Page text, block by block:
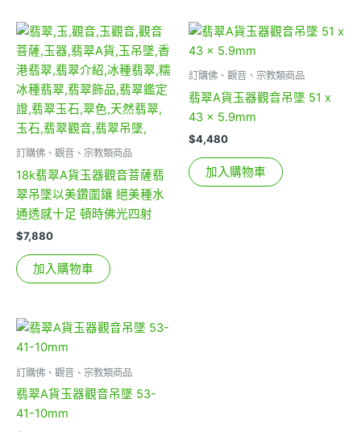
訂購佛、觀音、宗教類商品
18k翡翠A貨玉器觀音菩薩翡
翠吊墜以美鑽圍鑲 絕美種水
通透感十足 頓時佛光四射
$7,880
加入購物車
訂購佛、觀音、宗教類商品
翡翠A貨玉器觀音吊墜 51 x
43 x 5.9mm
$4,480
加入購物車
訂購佛、觀音、宗教類商品
翡翠A貨玉器觀音吊墜 53-
41-10mm